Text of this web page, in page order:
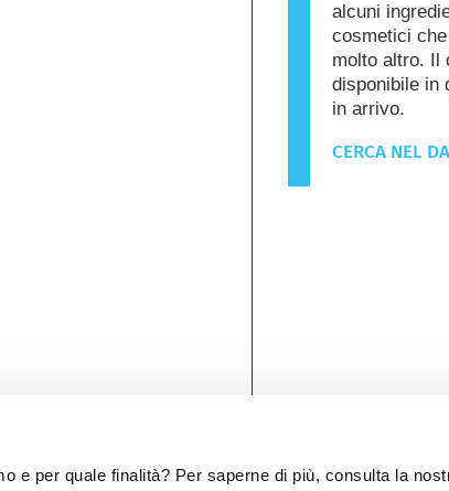
e per quale finalità? Per saperne di più, consulta la
alcuni
cosmetici
molto altro. Il
disponibile in
in arrivo.
CERCA NEL